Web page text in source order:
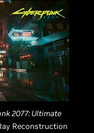
2077: Ultimate
Reconstruction